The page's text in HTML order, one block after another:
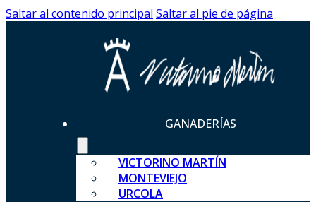
Saltar al contenido principal Saltar al pie de página
GANADERÍAS
VICTORINO MARTÍN
MONTEVIEJO
URCOLA